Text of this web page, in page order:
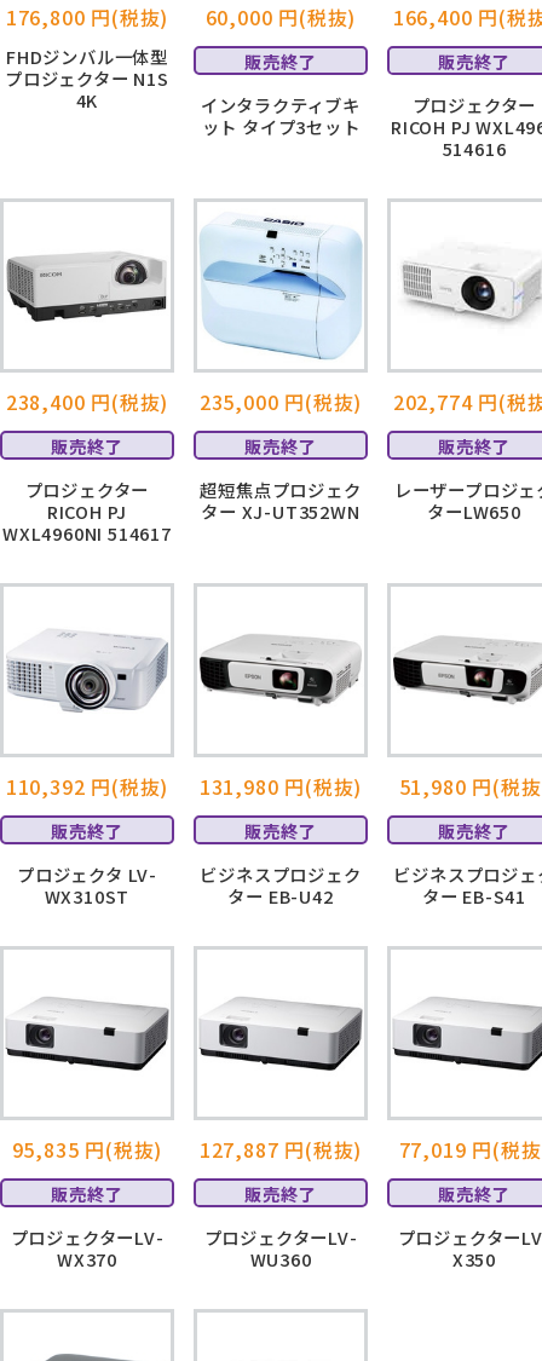
176,800 円(税抜)
FHDジンバル一体型
プロジェクター N1S
4K
60,000 円(税抜)
販売終了
インタラクティブキ
ット タイプ3セット
166,400 円(税
販売終了
プロジェクター
RICOH PJ
514616
238,400 円(税抜)
販売終了
プロジェクター
RICOH PJ
WXL4960NI 514617
235,000 円(税抜)
販売終了
超短焦点プロジェク
ター XJ-UT352WN
202,774 円(税
販売終了
レーザープロジェ
ターLW650
110,392 円(税抜)
販売終了
プロジェクタ LV-
WX310ST
131,980 円(税抜)
販売終了
ビジネスプロジェク
ター EB-U42
51,980 円(税
販売終了
ビジネスプロジェ
ター EB-S41
95,835 円(税抜)
販売終了
プロジェクターLV-
WX370
127,887 円(税抜)
販売終了
プロジェクターLV-
WU360
77,019 円(税
販売終了
プロジェクター
X350